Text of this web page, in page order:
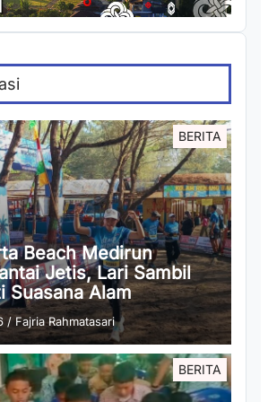
BERITA
Beach Medirun
Jetis, Lari Sambil
Suasana Alam
/Fajria Rahmatasari
BERITA